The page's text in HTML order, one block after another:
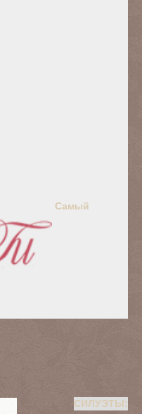
Самый
СИЛУЭТЫ: